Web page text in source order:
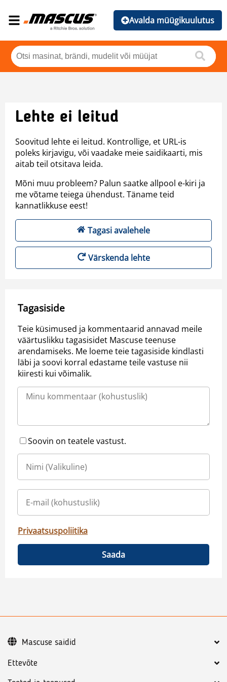
Avalda müügikuulutus
Lehte ei leitud
Soovitud lehte ei leitud. Kontrollige, et URL-is
poleks kirjavigu, või vaadake meie saidikaarti, mis
aitab teil otsitava leida.
Mõni muu probleem? Palun saatke allpool e-kiri ja
me võtame teiega ühendust. Täname teid
kannatlikkuse eest!
Tagasi avalehele
Värskenda lehte
Tagasiside
Teie küsimused ja kommentaarid annavad meile
väärtuslikku tagasisidet Mascuse teenuse
arendamiseks. Me loeme teie tagasiside kindlasti
läbi ja soovi korral edastame teile vastuse nii
kiiresti kui võimalik.
Soovin on teatele vastust.
Privaatsuspoliitika
Saada
Ettevõte
Mascuse saidid